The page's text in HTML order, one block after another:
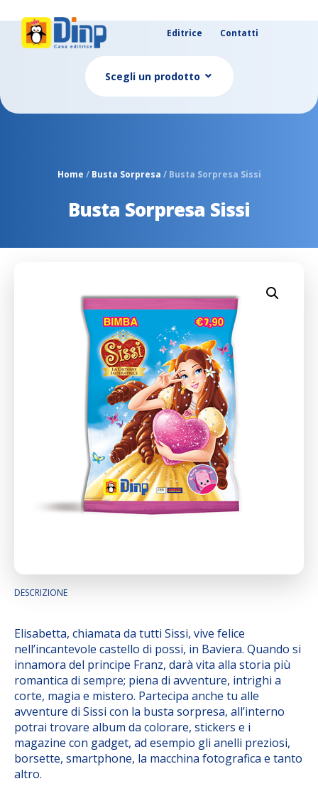
Editrice Contatti
Scegli un prodotto
Home / Busta Sorpresa / Busta Sorpresa Sissi
Busta Sorpresa Sissi
DESCRIZIONE
Elisabetta, chiamata da tutti Sissi, vive felice
nell’incantevole castello di possi, in Baviera. Quando si
innamora del principe Franz, darà vita alla storia più
romantica di sempre; piena di avventure, intrighi a
corte, magia e mistero. Partecipa anche tu alle
avventure di Sissi con la busta sorpresa, all’interno
potrai trovare album da colorare, stickers e i
magazine con gadget, ad esempio gli anelli preziosi,
borsette, smartphone, la macchina fotografica e tanto
altro.